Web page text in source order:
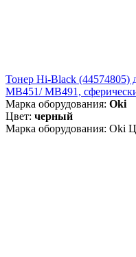
Тонер Hi-Black (44574805)
MB451/ MB491,
Марка оборудования: Oki
Цвет: черный
Марка оборудования: Oki